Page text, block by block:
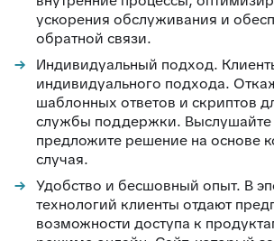
ускорения обслуживания и
обратной связи.
Индивидуальный подход.
индивидуального подхода.
шаблонных ответов и скриптов
службы поддержки.
предложите решение на основе
случая.
Удобство и бесшовный опыт. В
технологий клиенты отдают
возможности доступа к